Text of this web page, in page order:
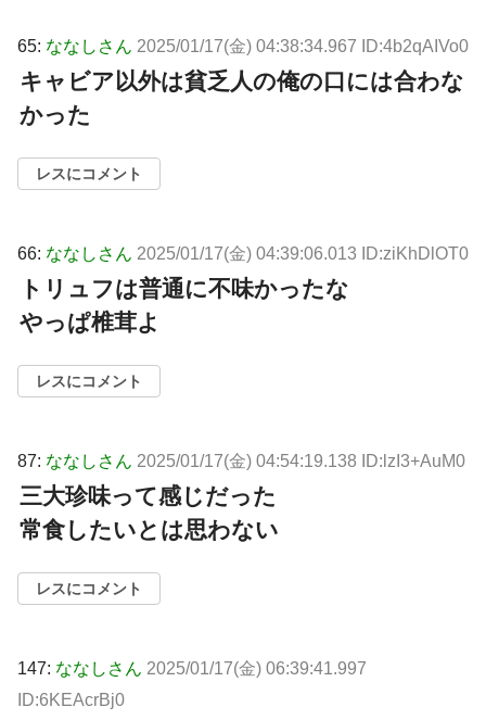
65: ななしさん 2025/01/17(金) 04:38:34.967 ID:4b2qAIVo0
キャビア以外は貧乏人の俺の口には合わな
かった
レスにコメント
66: ななしさん 2025/01/17(金) 04:39:06.013 ID:ziKhDlOT0
トリュフは普通に不味かったな
やっぱ椎茸よ
レスにコメント
87: ななしさん 2025/01/17(金) 04:54:19.138 ID:lzI3+AuM0
三大珍味って感じだった
常食したいとは思わない
レスにコメント
147: ななしさん 2025/01/17(金) 06:39:41.997
ID:6KEAcrBj0